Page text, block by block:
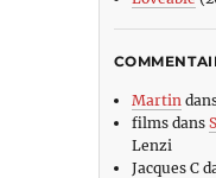
Martin
filmsdans
Lenzi
Jacques C